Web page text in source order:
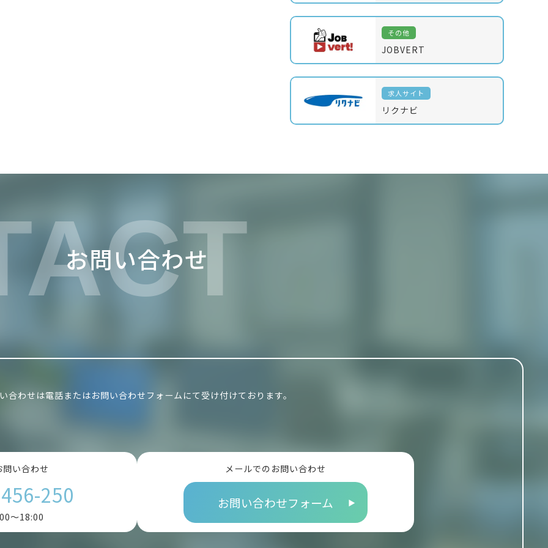
その他
JOBVERT
求人サイト
リクナビ
お問い合わせ
合わせは電話またはお問い合わせフォームにて受け付けております。
い合わせ
250
～18:00
メールでのお問い合わせ
お問い合わせフォーム